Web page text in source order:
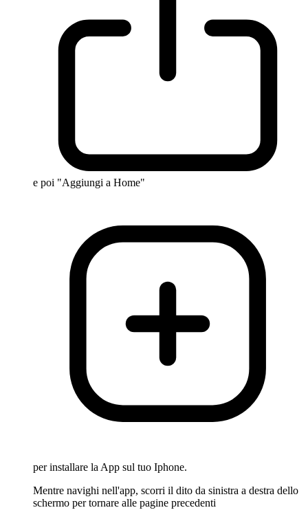
e poi "Aggiungi a Home"
per installare la App sul tuo Iphone.
Mentre navighi nell'app, scorri il dito da sinistra a destra dello
schermo per tornare alle pagine precedenti